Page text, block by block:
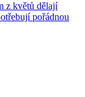
z květů dělají
pořádnou